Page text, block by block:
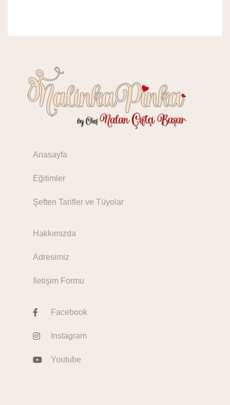
Anasayfa
Eğitimler
Şeften Tarifler ve Tüyolar
Hakkımızda
Adresimiz
İletişim Formu
Facebook
Instagram
Youtube